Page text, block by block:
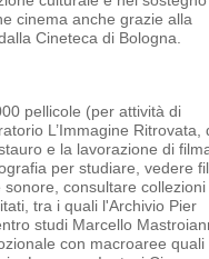
cinema anche grazie alla
Cineteca di Bologna.
pellicole (per attività di
L’Immagine Ritrovata,
e la lavorazione di
per studiare, vedere
consultare collezioni
tra i quali l'Archivio Pier
studi Marcello
con macroaree quali